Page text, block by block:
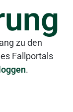
zu den
Fallportals
.